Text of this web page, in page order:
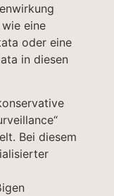
eine
oder eine
in diesen
Bei diesem